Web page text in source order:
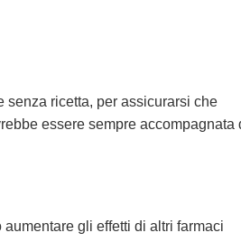
ricetta, per assicurarsi che
essere sempre accompagnata
gli effetti di altri farmaci